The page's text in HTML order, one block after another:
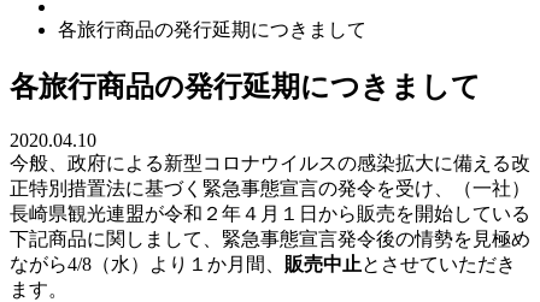
各旅行商品の発行延期につきまして
各旅行商品の発行延期につきまして
2020.04.10
今般、政府による新型コロナウイルスの感染拡大に備える改
正特別措置法に基づく緊急事態宣言の発令を受け、（一社）
長崎県観光連盟が令和２年４月１日から販売を開始している
下記商品に関しまして、緊急事態宣言発令後の情勢を見極め
ながら4/8（水）より１か月間、 販売中止とさせていただき
ます。